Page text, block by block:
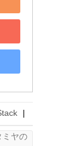
|
ミヤの